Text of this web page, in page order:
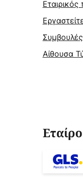
Εταιρικός
Αίθουσα